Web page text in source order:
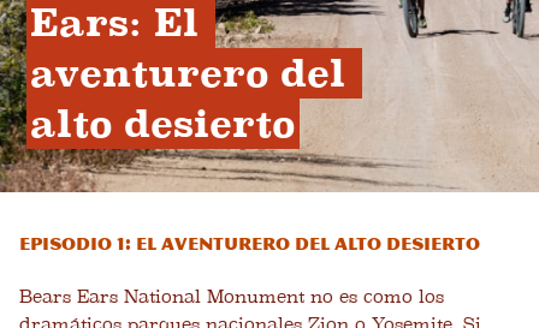
Ears: El
aventurero del
alto desierto
Episodio 1: El aventurero del alto desierto
Bears Ears National Monument no es como los